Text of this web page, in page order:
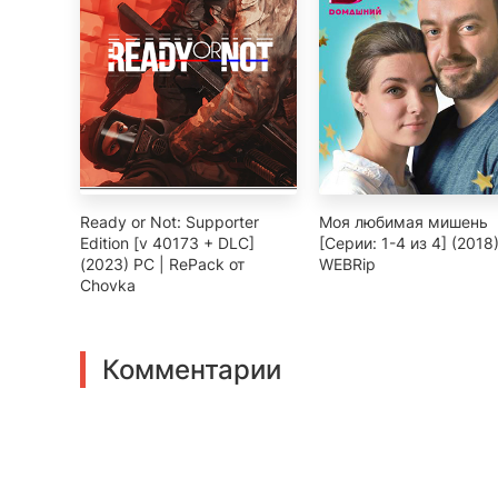
Ready or Not: Supporter
Edition [v 40173 + DLC]
(2023) PC | RePack от
Chovka
Моя любимая мишень
[Серии: 1-4 из 4] (2018)
WEBRip
Комментарии